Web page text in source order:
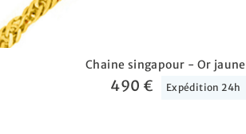
Chaine singapour - Or
490 € Expédition 24h